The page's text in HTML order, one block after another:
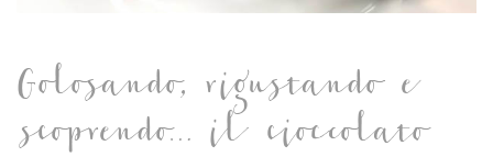
Golosando, rigustando e
scoprendo… il cioccolato